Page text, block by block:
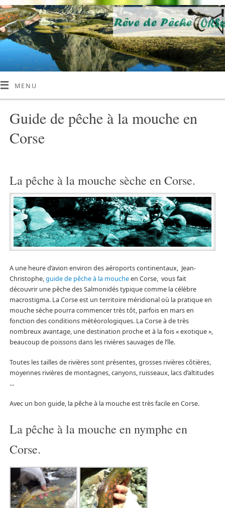
MENU
Guide de pêche à la mouche en
Corse
La pêche à la mouche sèche en Corse.
A une heure d’avion environ des aéroports continentaux, Jean-
Christophe,guide de pêche à la moucheen Corse, vous fait
découvrir une pêche des Salmonidés typique comme la célèbre
macrostigma. La Corse est un territoire méridional où la pratique en
mouche sèche pourra commencer très tôt, parfois en mars en
fonction des conditions météorologiques. La Corse à de très
nombreux avantage, une destination proche et à la fois « exotique »,
beaucoup de poissons dans les rivières sauvages de l’île.
Toutes les tailles de rivières sont présentes, grosses rivières côtières,
moyennes rivières de montagnes, canyons, ruisseaux, lacs d’altitudes
…
Avec un bon guide, la pêche à la mouche est très facile en Corse.
La pêche à la mouche en nymphe en
Corse.